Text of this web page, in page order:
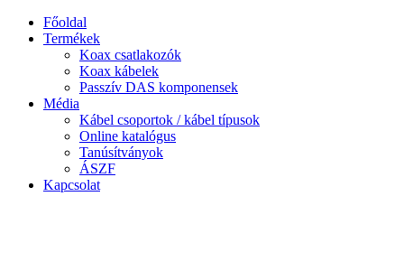
Ugrás
tartalomhoz
Főoldal
Termékek
Koax csatlakozók
Koax kábelek
Passzív DAS komponensek
Média
Kábel csoportok / kábel típusok
Online katalógus
Tanúsítványok
ÁSZF
Kapcsolat